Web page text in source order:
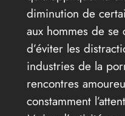
diminution de
aux hommes de se
d’éviter les
industries de la
rencontres
constamment